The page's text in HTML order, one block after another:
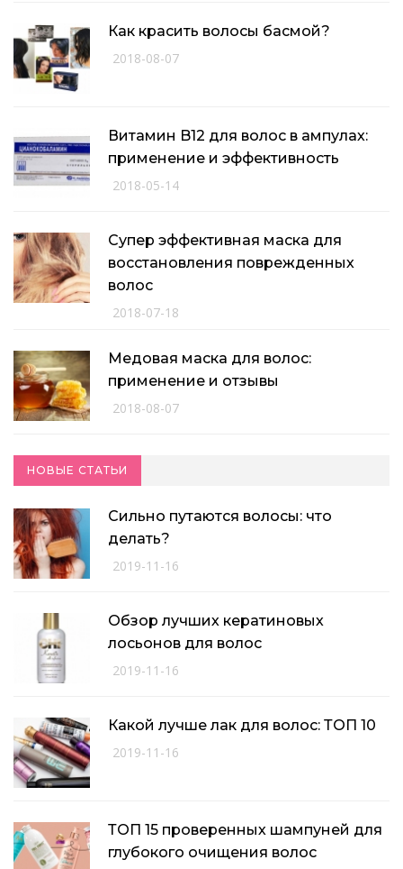
Как красить волосы басмой?
2018-08-07
Витамин B12 для волос в ампулах:
применение и эффективность
2018-05-14
Супер эффективная маска для
восстановления поврежденных
волос
2018-07-18
Медовая маска для волос:
применение и отзывы
2018-08-07
НОВЫЕ СТАТЬИ
Сильно путаются волосы: что
делать?
2019-11-16
Обзор лучших кератиновых
лосьонов для волос
2019-11-16
Какой лучше лак для волос: ТОП 10
2019-11-16
ТОП 15 проверенных шампуней для
глубокого очищения волос